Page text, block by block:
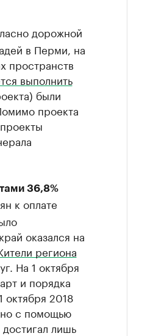
дорожной
в Перми, на
пространств
выполнить
были
проекта
36,8%
к оплате
оказался на
региона
На 1 октября
и порядка
октября 2018
с помощью
лишь